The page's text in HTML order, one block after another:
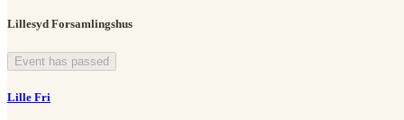
Lillesyd Forsamlingshus
Event has passed
Lille Fri